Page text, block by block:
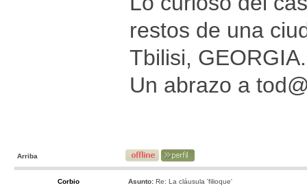
restos de una
Tbilisi,
Un abrazo a
Arriba
Corbio Asunto: Re: La cláusula 'filioque'